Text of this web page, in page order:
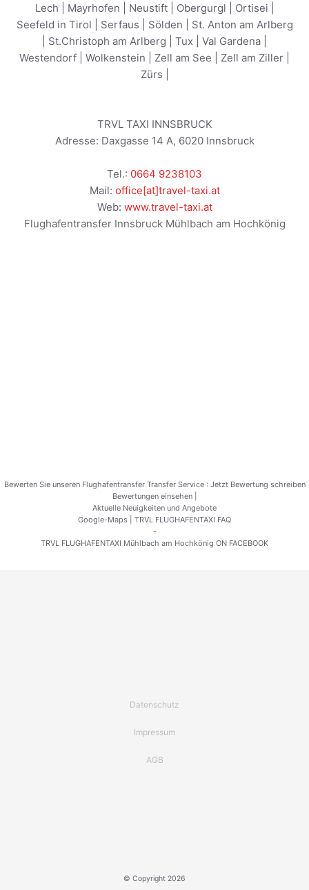
Lech
Mayrhofen Neustift| Obergurgl Ortisei
Seefeld in Tirol
Serfaus Sölden
St. Anton am Arlberg
St.Christoph am Arlberg Tux Val Gardena
Westendorf
Wolkenstein Zell am See Zell am Ziller
Zürs
TRVL TAXI INNSBRUCK
Adresse: Daxgasse 14 A, 6020 Innsbruck
Tel.: 0664 9238103
Mail: office[at]travel-taxi.at
Web: www.travel-taxi.at
Flughafentransfer Innsbruck Mühlbach am Hochkönig
Bewerten Sie unseren Flughafentransfer Transfer Service : Jetzt Bewertung schreiben
Bewertungen einsehen|
Aktuelle Neuigkeiten und Angebote
Google-Maps
TRVL FLUGHAFENTAXI FAQ
-
TRVL FLUGHAFENTAXI Mühlbach am Hochkönig ON FACEBOOK
Datenschutz
Impressum
AGB
© Copyright 2026